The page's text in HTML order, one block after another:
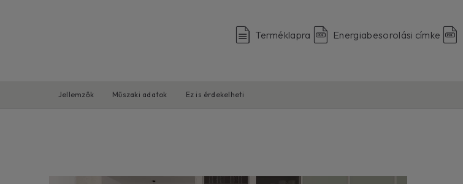
Terméklapra Energiabesorolási címke
Jellemzők Műszaki adatok Ez is érdekelheti